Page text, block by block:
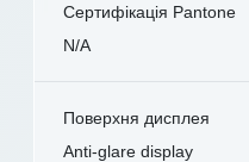
Сертифікація Pantone
N/A
Поверхня дисплея
Anti-glare display